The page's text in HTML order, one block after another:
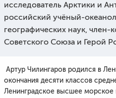
исследователь Арктики и
российский учёный-
географических наук,
Советского Союза и Герой
Артур Чилингаров родился в
окончания десяти классов
Ленинградское высшее